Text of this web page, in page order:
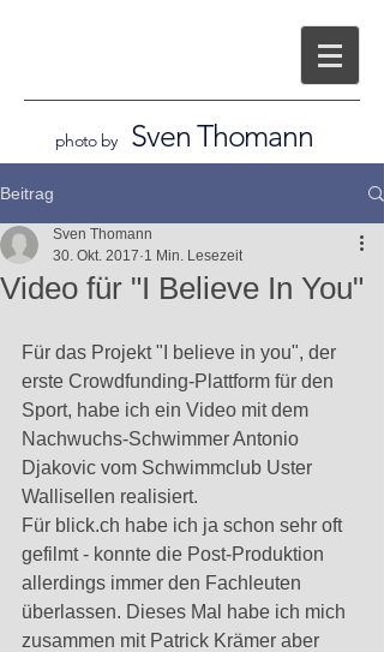
photo by Sven Thomann
Beitrag
Video für "I Believe In You"
Sven Thomann
30. Okt. 2017 1 Min. Lesezeit
Für das Projekt "I believe in you", der
erste Crowdfunding-Plattform für den
Sport, habe ich ein Video mit dem
Nachwuchs-Schwimmer Antonio
Djakovic vom Schwimmclub Uster
Wallisellen realisiert.
Für blick.ch habe ich ja schon sehr oft
gefilmt - konnte die Post-Produktion
allerdings immer den Fachleuten
überlassen. Dieses Mal habe ich mich
zusammen mit Patrick Krämer aber